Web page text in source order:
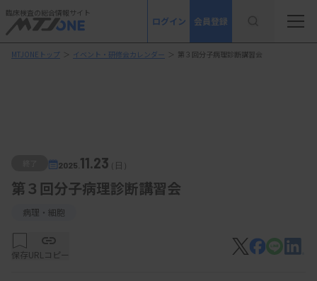
臨床検査の総合情報サイト
ログイン 会員登録
MTJONEトップ ＞ イベント・研修会カレンダー ＞ 第３回分子病理診断講習会
2025. 11.23（日）
第３回分子病理診断講習会
病理・細胞
保存URLコピー